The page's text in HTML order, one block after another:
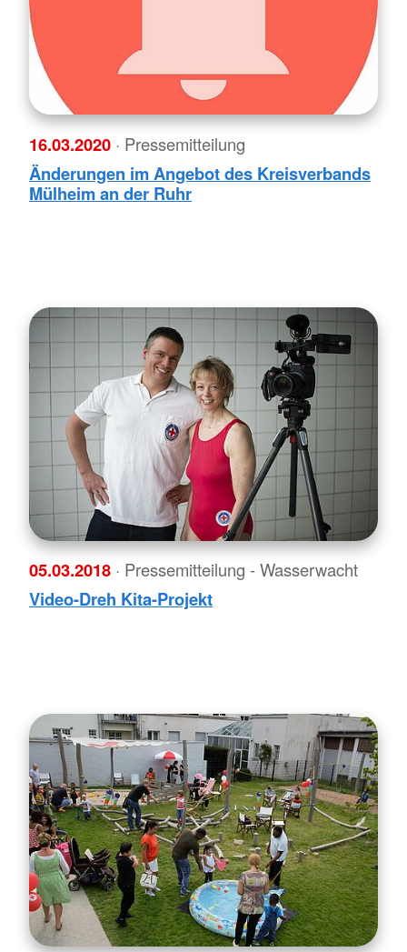
16.03.2020 · Pressemitteilung
Änderungen im Angebot des Kreisverbands
Mülheim an der Ruhr
05.03.2018 · Pressemitteilung - Wasserwacht
Video-Dreh Kita-Projekt